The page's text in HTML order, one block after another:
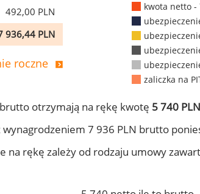
492,00 PLN
936,44 PLN
roczne
kwota netto -
zaliczka na
otrzymają na rękę kwotę 5 740
7 936 PLN brutto
rękę zależy od rodzaju umowy